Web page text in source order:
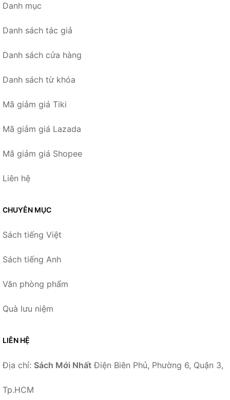
Danh mục
Danh sách tác giả
Danh sách cửa hàng
Danh sách từ khóa
Mã giảm giá Tiki
Mã giảm giá Lazada
Mã giảm giá Shopee
Liên hệ
CHUYÊN MỤC
Sách tiếng Việt
Sách tiếng Anh
Văn phòng phẩm
Quà lưu niệm
LIÊN HỆ
Địa chỉ: Sách Mới Nhất Điện Biên Phủ, Phường 6, Quận 3,
Tp.HCM